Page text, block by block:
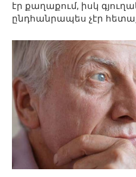
էր քաղաքում, իսկ
ընդհանրապես չէր